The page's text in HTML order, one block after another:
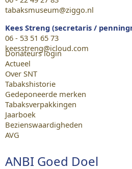
tabaksmuseum@ziggo.nl
Kees Streng (secretaris /
06 - 53 51 65 73
keesstreng@icloud.com
Donateurs login
Actueel
Over SNT
Tabakshistorie
Gedeponeerde merken
Tabaksverpakkingen
Jaarboek
Bezienswaardigheden
AVG
ANBI Goed Doel